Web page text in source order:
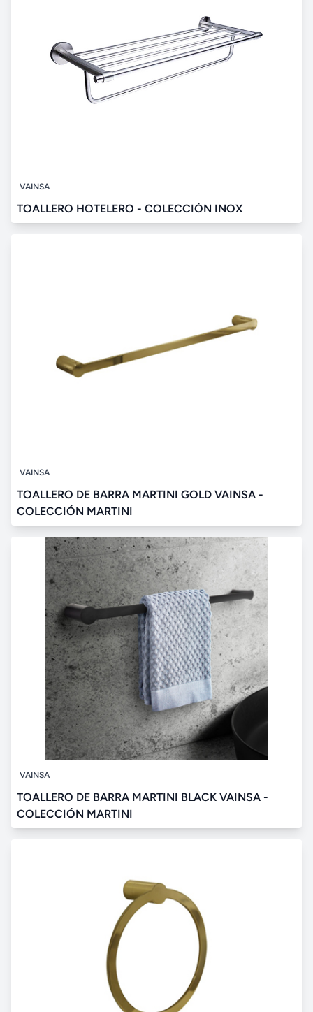
VAINSA
TOALLERO HOTELERO - COLECCIÓN INOX
VAINSA
TOALLERO DE BARRA MARTINI GOLD VAINSA -
COLECCIÓN MARTINI
VAINSA
TOALLERO DE BARRA MARTINI BLACK VAINSA -
COLECCIÓN MARTINI